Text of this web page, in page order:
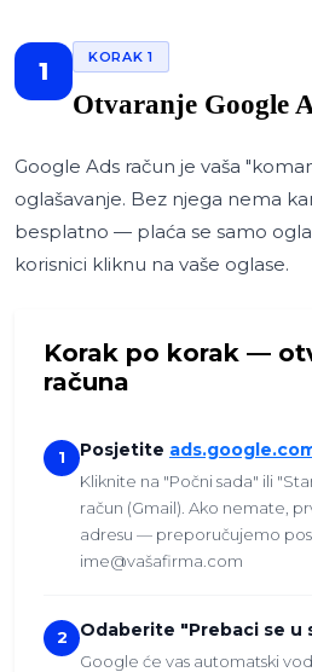
1 KORAK 1
Otvaranje Google
Google Ads račun je vaša
oglašavanje. Bez njega nema
besplatno — plaća se samo
korisnici kliknu na vaše oglase.
Korak po korak —
računa
1 Posjetite
Kliknite na "Počni sada" ili
račun (Gmail). Ako nemate,
adresu — preporučujemo
ime@vašafirma.com
2 Odaberite "Prebaci se u
Google će vas automatski